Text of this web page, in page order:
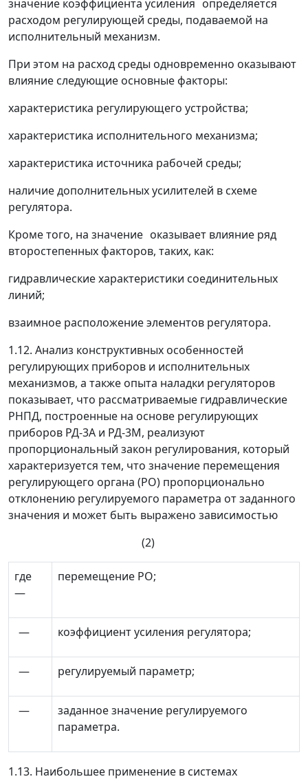
значение коэффициента усиления определяется
расходом регулирующей среды, подаваемой на
исполнительный механизм.
При этом на расход среды одновременно оказывают
влияние следующие основные факторы:
характеристика регулирующего устройства;
характеристика исполнительного механизма;
характеристика источника рабочей среды;
наличие дополнительных усилителей в схеме
регулятора.
Кроме того, на значение оказывает влияние ряд
второстепенных факторов, таких, как:
гидравлические характеристики соединительных
линий;
взаимное расположение элементов регулятора.
1.12. Анализ конструктивных особенностей
регулирующих приборов и исполнительных
механизмов, а также опыта наладки регуляторов
показывает, что рассматриваемые гидравлические
РНПД, построенные на основе регулирующих
приборов РД-3А и РД-3М, реализуют
пропорциональный закон регулирования, который
характеризуется тем, что значение перемещения
регулирующего органа (РО) пропорционально
отклонению регулируемого параметра от заданного
значения и может быть выражено зависимостью
(2)
где
—
перемещение РО;
— коэффициент усиления регулятора;
— регулируемый параметр;
—
заданное значение регулируемого
параметра.
1.13. Наибольшее применение в системах